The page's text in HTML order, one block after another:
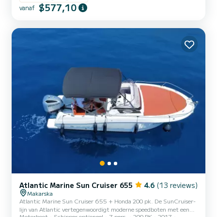
vanaf $577,10
Atlantic Marine Sun Cruiser 655 4.6 (13 reviews)
Makarska
Atlantic Marine Sun Cruiser 655 + Honda 200 pk. De SunCruiser-
lijn van Atlantic vertegenwoordigt moderne speedboten met een